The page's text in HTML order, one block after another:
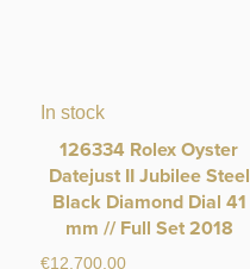
In stock
126334 Rolex Oyster
Datejust II Jubilee Steel
Black Diamond Dial 41
mm // Full Set 2018
€12.700,00